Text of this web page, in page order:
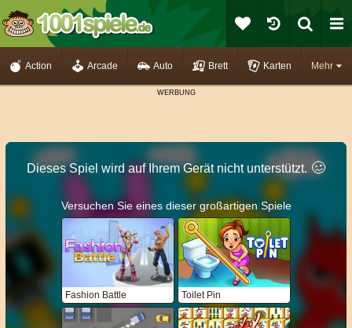
Mehr
Action Arcade Auto Brett Karten
Dieses Spiel wird auf Ihrem Gerät nicht unterstützt. 🥴️
Versuchen Sie eines dieser großartigen Spiele
Fashion Battle Toilet Pin